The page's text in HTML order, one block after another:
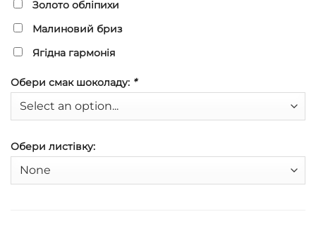
Золото обліпихи
Малиновий бриз
Ягідна гармонія
Обери смак шоколаду: *
Обери листівку: